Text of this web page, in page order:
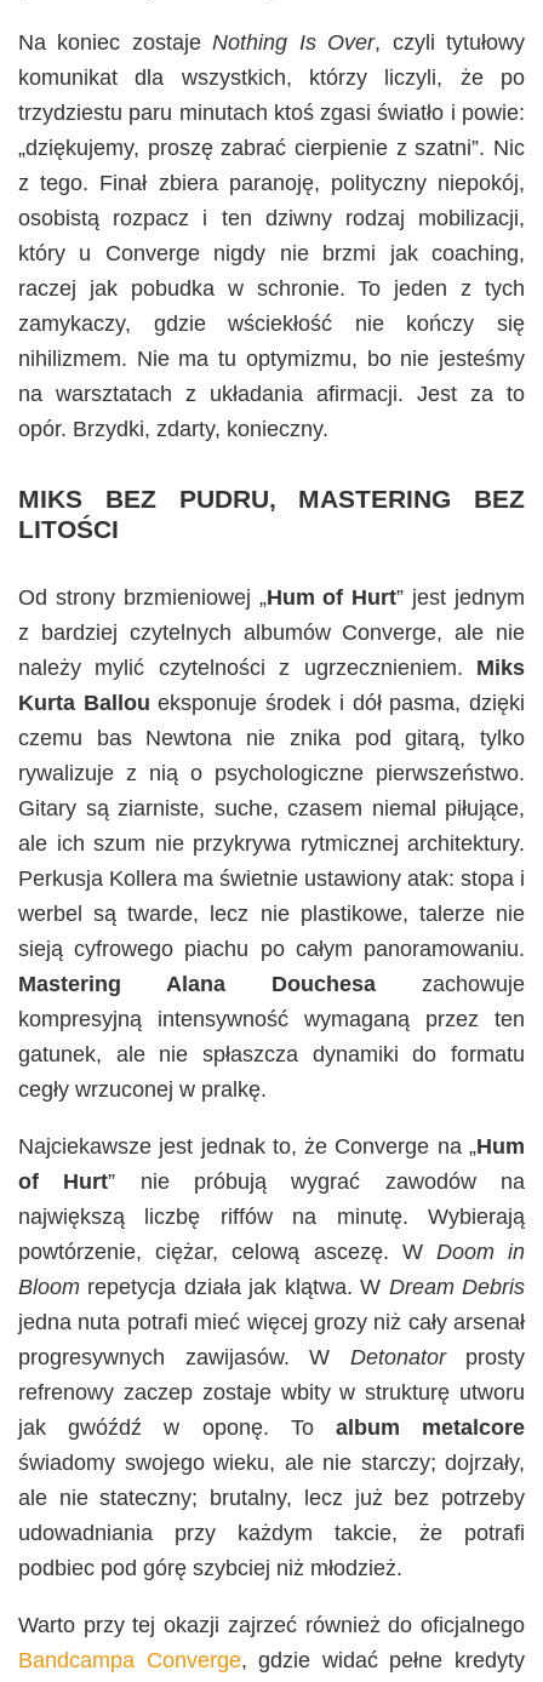
Na koniec zostajeNothing Is Over, czyli tytułowy
komunikat dla wszystkich, którzy liczyli, że po
trzydziestu paru minutach ktoś zgasi światło i powie:
„dziękujemy, proszę zabrać cierpienie z szatni”. Nic
z tego. Finał zbiera paranoję, polityczny niepokój,
osobistą rozpacz i ten dziwny rodzaj mobilizacji,
który u Converge nigdy nie brzmi jak coaching,
raczej jak pobudka w schronie. To jeden z tych
zamykaczy, gdzie wściekłość nie kończy się
nihilizmem. Nie ma tu optymizmu, bo nie jesteśmy
na warsztatach z układania afirmacji. Jest za to
opór. Brzydki, zdarty, konieczny.
MIKS BEZ PUDRU, MASTERING BEZ
LITOŚCI
Od strony brzmieniowej „Hum of Hurt” jest jednym
z bardziej czytelnych albumów Converge, ale nie
należy mylić czytelności z ugrzecznieniem. Miks
Kurta Ballou eksponuje środek i dół pasma, dzięki
czemu bas Newtona nie znika pod gitarą, tylko
rywalizuje z nią o psychologiczne pierwszeństwo.
Gitary są ziarniste, suche, czasem niemal piłujące,
ale ich szum nie przykrywa rytmicznej architektury.
Perkusja Kollera ma świetnie ustawiony atak: stopa i
werbel są twarde, lecz nie plastikowe, talerze nie
sieją cyfrowego piachu po całym panoramowaniu.
Mastering Alana Douchesa zachowuje
kompresyjną intensywność wymaganą przez ten
gatunek, ale nie spłaszcza dynamiki do formatu
cegły wrzuconej w pralkę.
Najciekawsze jest jednak to, że Converge na „Hum
of Hurt” nie próbują wygrać zawodów na
największą liczbę riffów na minutę. Wybierają
powtórzenie, ciężar, celową ascezę. W Doom in
Bloom repetycja działa jak klątwa. W Dream Debris
jedna nuta potrafi mieć więcej grozy niż cały arsenał
progresywnych zawijasów. W Detonatorprosty
refrenowy zaczep zostaje wbity w strukturę utworu
jak gwóźdź w oponę. To album metalcore
świadomy swojego wieku, ale nie starczy; dojrzały,
ale nie stateczny; brutalny, lecz już bez potrzeby
udowadniania przy każdym takcie, że potrafi
podbiec pod górę szybciej niż młodzież.
Warto przy tej okazji zajrzeć również do oficjalnego
Bandcampa Converge, gdzie widać pełne kredyty